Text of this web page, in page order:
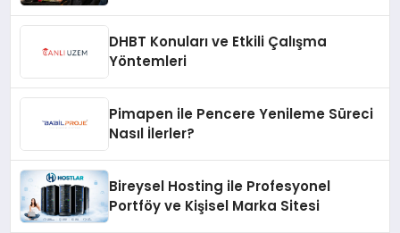
DHBT Konuları ve Etkili Çalışma
Yöntemleri
Pimapen ile Pencere Yenileme Süreci
Nasıl İlerler?
Bireysel Hosting ile Profesyonel
Portföy ve Kişisel Marka Sitesi